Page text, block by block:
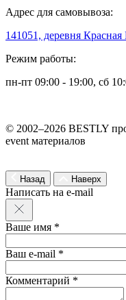
Адрес для самовывоза:
141051, деревня
Режим работы:
пн-пт 09:00 - 19:00, сб
© 2002–2026 BESTLY
event материалов
Назад Наверх
Написать на e-mail
Ваше имя *
Ваш e-mail *
Комментарий *